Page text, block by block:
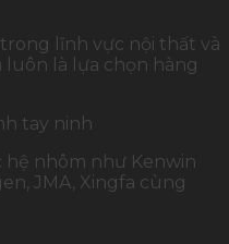
lĩnh vực nội thất và
luôn là lựa chọn hàng
hệ nhôm như Kenwin
JMA, Xingfa cùng